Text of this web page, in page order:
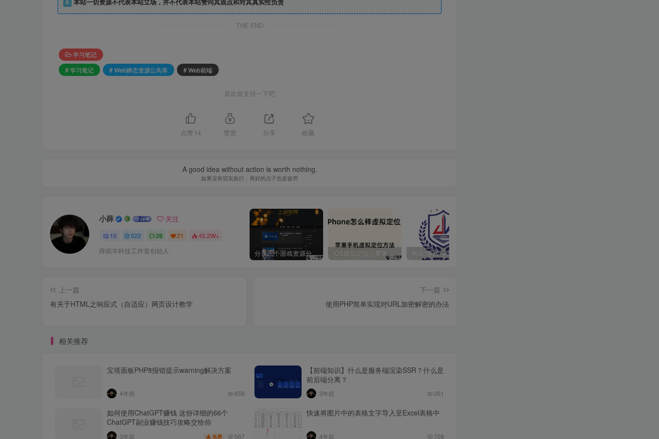
6 本站一切资源不代表本站立场，并不代表本站赞同其观点和对其真实性负责
THE END
学习笔记
# 学习笔记
# Web静态资源公共库 # Web前端
喜欢就支持一下吧
点赞 14 赞赏 分享 收藏
A good idea without action is worth nothing.
如果没有切实执行，再好的点子也是徒劳
小薛 关注
10 522 26 21 45.2W+
薛眠羊科技工作室创始人 分享三个游戏资源分享的网站，包含Switch游戏、PS4游戏、Steam的单机游戏 iOS虚拟定位，苹果手机如何进行虚拟定位？附四种方法教程
上一篇
有关于HTML之响应式（自适应）网页设计教学
下一篇
使用PHP简单实现对URL加密解密的办法
相关推荐
宝塔面板PHP8报错提示warning解决方案
4年前 658
【前端知识】什么是服务端渲染SSR？什么是
前后端分离？
3年前 261
如何使用ChatGPT赚钱 这份详细的66个
ChatGPT副业赚钱技巧攻略交给你
3年前 免费 567
快速将图片中的表格文字导入至Excel表格中
4年前 708